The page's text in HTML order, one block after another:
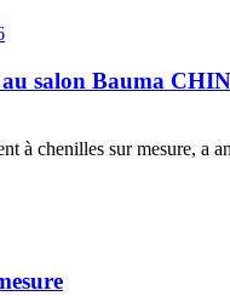
salon Bauma
chenilles sur mesure, a